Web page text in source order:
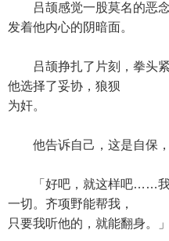
吕颉感觉一股莫名的恶念
发着他内心的阴暗面。
吕颉挣扎了片刻，拳头紧
他选择了妥协，狼狈
为奸。
他告诉自己，这是自保，
「好吧，就这样吧……我
一切。齐项野能帮我，
只要我听他的，就能翻身。」